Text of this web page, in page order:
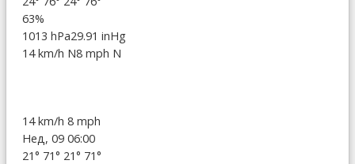
63%
1013 hPa29.91 inHg
14 km/h N8 mph N
14 km/h 8 mph
Нед, 09 06:00
21° 71° 21° 71°